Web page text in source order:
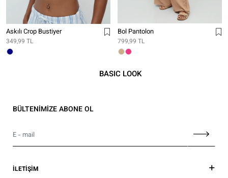
Askılı Crop Bustiyer
349,99 TL
Bol Pantolon
799,99 TL
BASIC LOOK
BÜLTENİMİZE ABONE OL
İLETİŞİM